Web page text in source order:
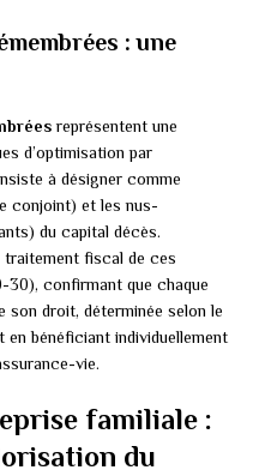
: une
représentent une
d’optimisation par
à désigner comme
conjoint) et les nus-
du capital décès.
traitement fiscal de ces
30), confirmant que chaque
son droit, déterminée selon le
en bénéficiant individuellement
vie.
familiale :
du